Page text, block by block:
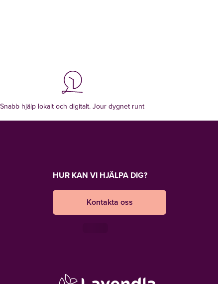
Snabb hjälp lokalt och digitalt. Jour dygnet runt
HUR KAN VI HJÄLPA DIG?
Kontakta oss